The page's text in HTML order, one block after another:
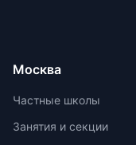
Москва
Частные школы
Занятия и секции